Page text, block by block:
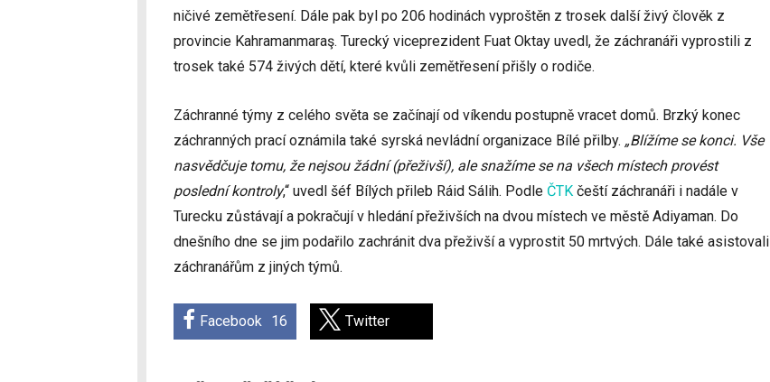
ničivé zemětřesení. Dále pak byl po 206 hodinách vyproštěn z trosek další živý člověk z
provincie Kahramanmaraş. Turecký viceprezident Fuat Oktay uvedl, že záchranáři vyprostili z
trosek také 574 živých dětí, které kvůli zemětřesení přišly o rodiče.
Záchranné týmy z celého světa se začínají od víkendu postupně vracet domů. Brzký konec
záchranných prací oznámila také syrská nevládní organizace Bílé přilby. „Blížíme se konci. Vše
nasvědčuje tomu, že nejsou žádní (přeživší), ale snažíme se na všech místech provést
poslední kontroly,“ uvedl šéf Bílých přileb Ráid Sálih. Podle ČTK čeští záchranáři i nadále v
Turecku zůstávají a pokračují v hledání přeživších na dvou místech ve městě Adiyaman. Do
dnešního dne se jim podařilo zachránit dva přeživší a vyprostit 50 mrtvých. Dále také asistovali
záchranářům z jiných týmů.
Facebook 16 Twitter